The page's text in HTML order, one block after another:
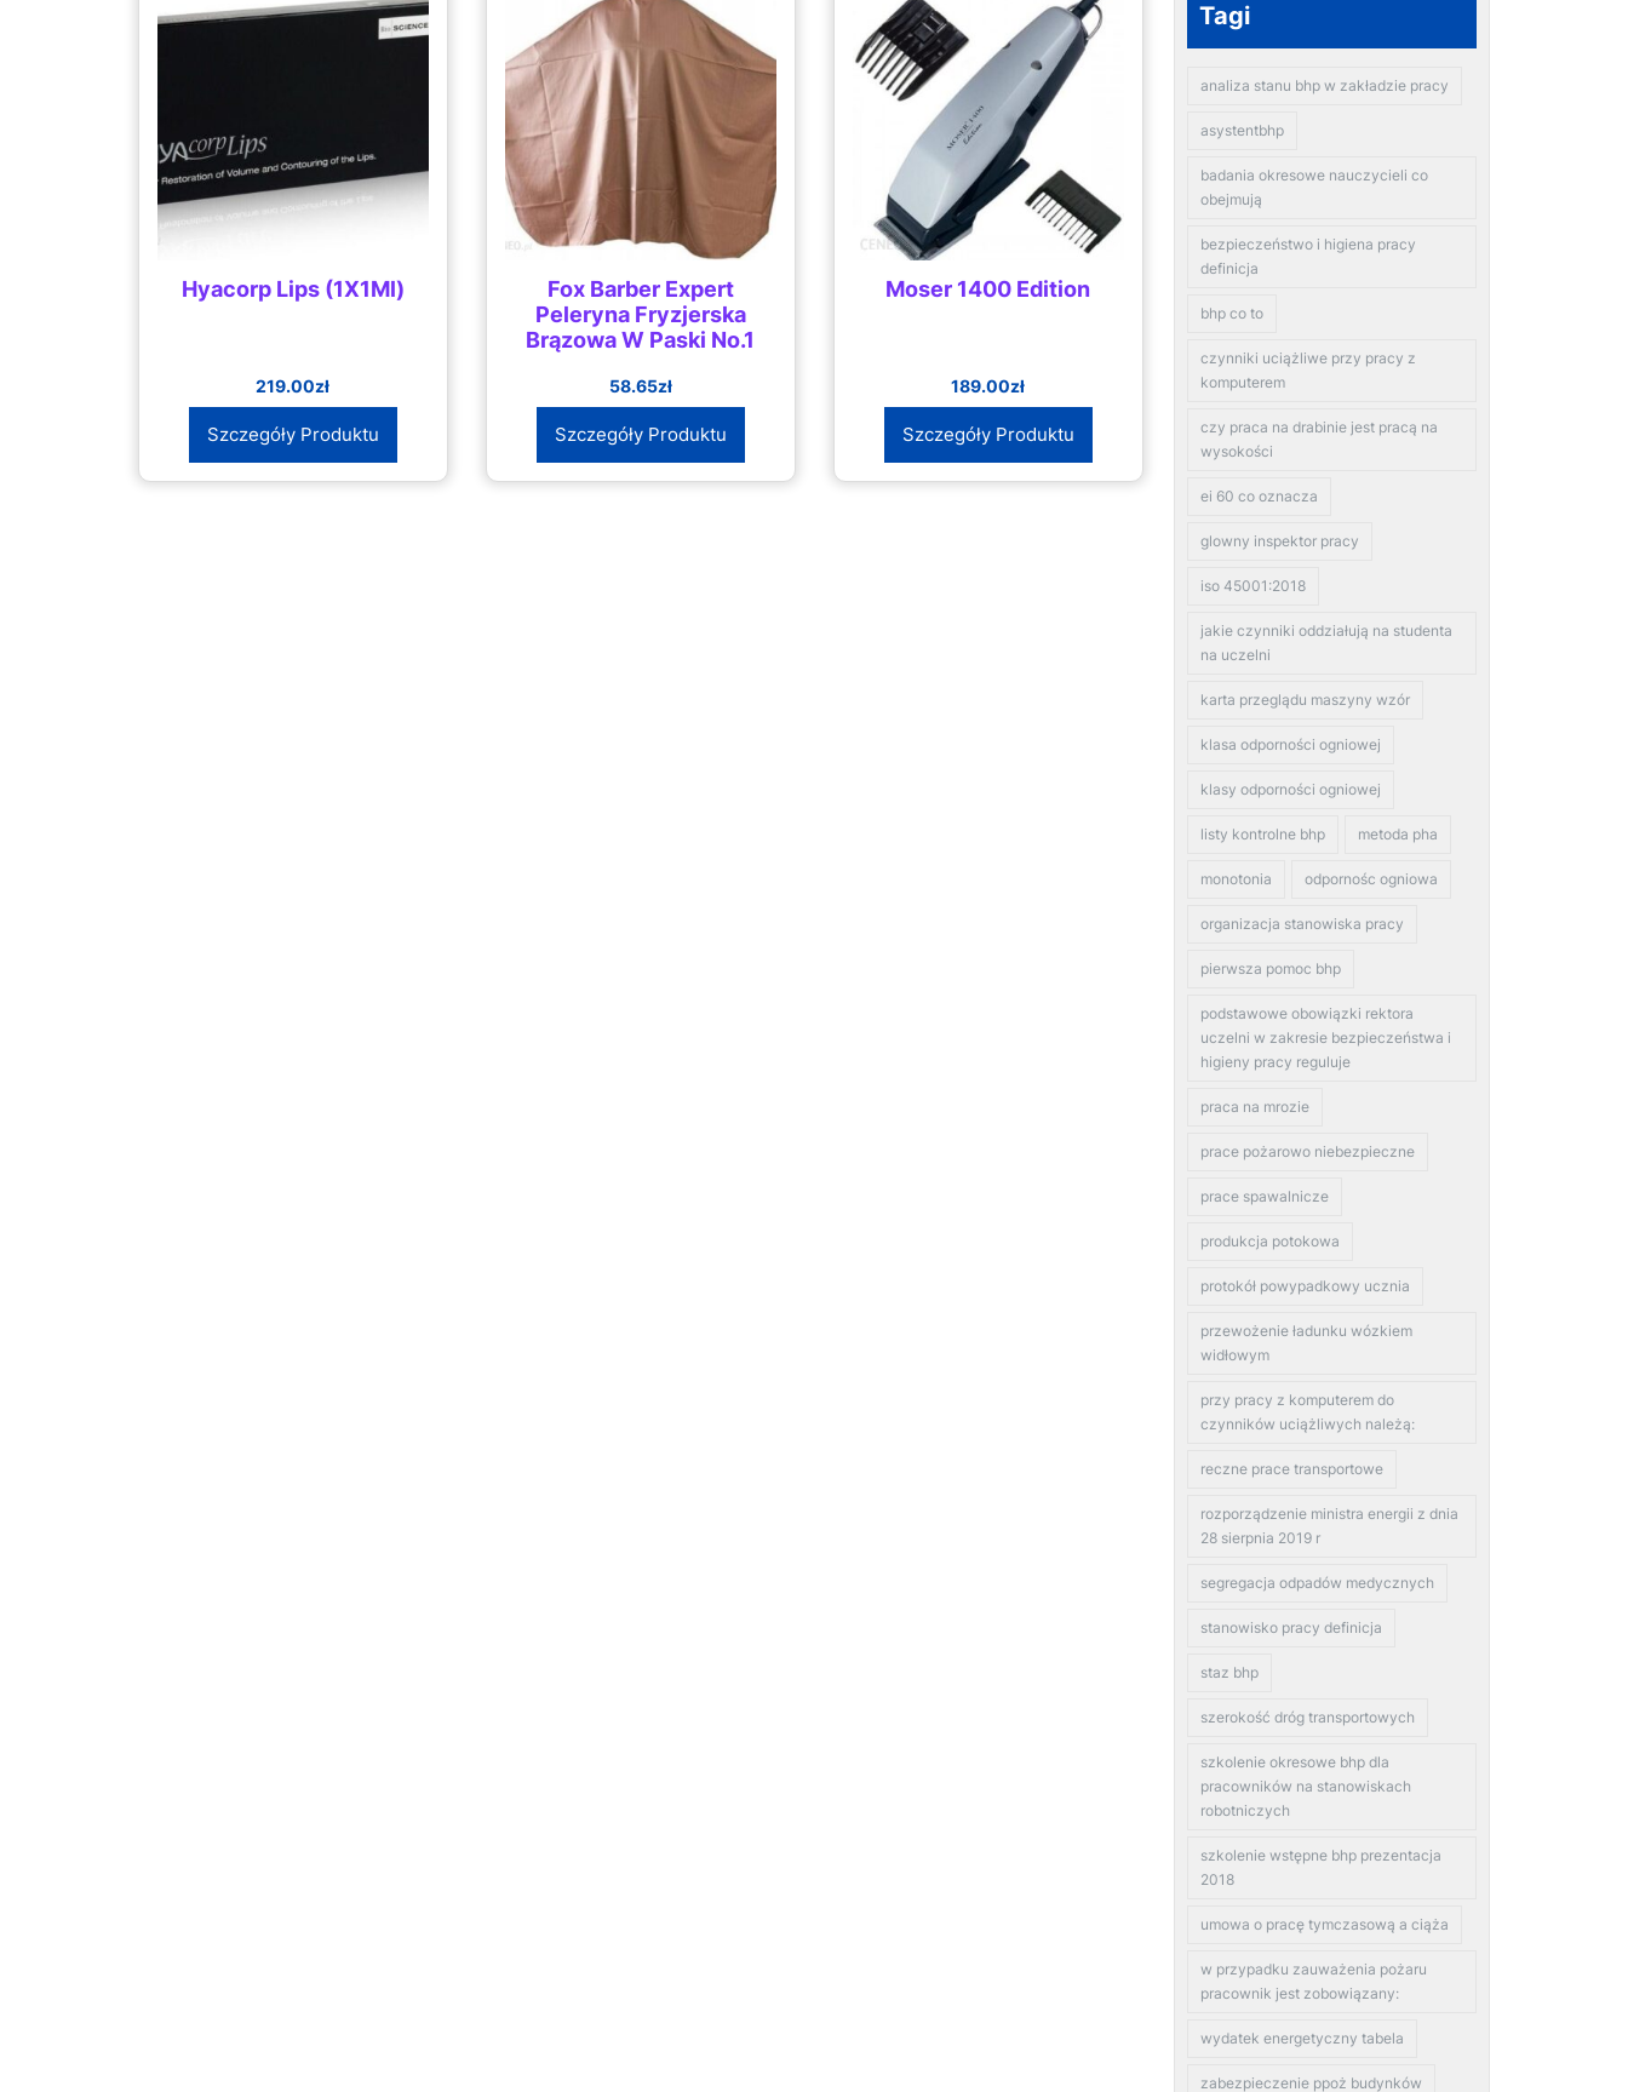
Hyacorp Lips (1X1Ml)
219.00zł
Szczegóły Produktu
Fox Barber Expert
Peleryna Fryzjerska
Brązowa W Paski No.1
58.65zł
Szczegóły Produktu
Moser 1400 Edition
189.00zł
Szczegóły Produktu
Tagi
analiza stanu bhp w zakładzie pracy
asystentbhp
badania okresowe nauczycieli co
obejmują
bezpieczeństwo i higiena pracy
definicja
bhp co to
czynniki uciążliwe przy pracy z
komputerem
czy praca na drabinie jest pracą na
wysokości
ei 60 co oznacza
glowny inspektor pracy
iso 45001:2018
jakie czynniki oddziałują na studenta
na uczelni
karta przeglądu maszyny wzór
klasa odporności ogniowej
klasy odporności ogniowej
listy kontrolne bhp metoda pha
monotonia odpornośc ogniowa
organizacja stanowiska pracy
pierwsza pomoc bhp
podstawowe obowiązki rektora
uczelni w zakresie bezpieczeństwa i
higieny pracy reguluje
praca na mrozie
prace pożarowo niebezpieczne
prace spawalnicze
produkcja potokowa
protokół powypadkowy ucznia
przewożenie ładunku wózkiem
widłowym
przy pracy z komputerem do
czynników uciążliwych należą:
reczne prace transportowe
rozporządzenie ministra energii z dnia
28 sierpnia 2019 r
segregacja odpadów medycznych
stanowisko pracy definicja
staz bhp
szerokość dróg transportowych
szkolenie okresowe bhp dla
pracowników na stanowiskach
robotniczych
szkolenie wstępne bhp prezentacja
2018
umowa o pracę tymczasową a ciąża
w przypadku zauważenia pożaru
pracownik jest zobowiązany:
wydatek energetyczny tabela
zabezpieczenie ppoż budynków